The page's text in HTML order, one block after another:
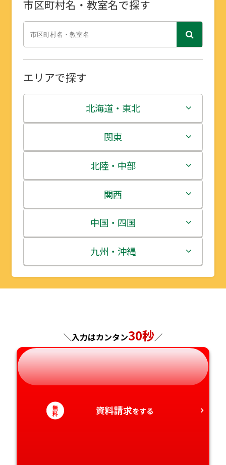
市区町村名・教室名で探す
エリアで探す
北海道・東北
北海道
青森県
岩手県
宮城県
秋田県
山形県
関東
茨城県
栃木県
群馬県
埼玉県
千葉県
神奈川県
北陸・中部
新潟県
富山県
石川県
福井県
長野県
岐阜県
静岡県
愛知県
関西
三重県
滋賀県
京都府
兵庫県
奈良県
和歌山県
中国・四国
鳥取県
島根県
広島県
山口県
香川県
九州・沖縄
福岡県
長崎県
熊本県
宮崎県
＼入力はカンタン30秒／
無
料 資料請求をする